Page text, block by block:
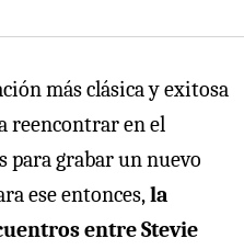
más clásica y exitosa
reencontrar en el
para grabar un nuevo
ese entonces,la
entre Stevie